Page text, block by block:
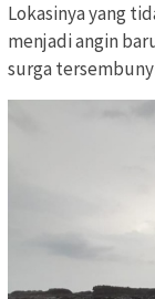
Lokasinya yang
menjadi angin
surga